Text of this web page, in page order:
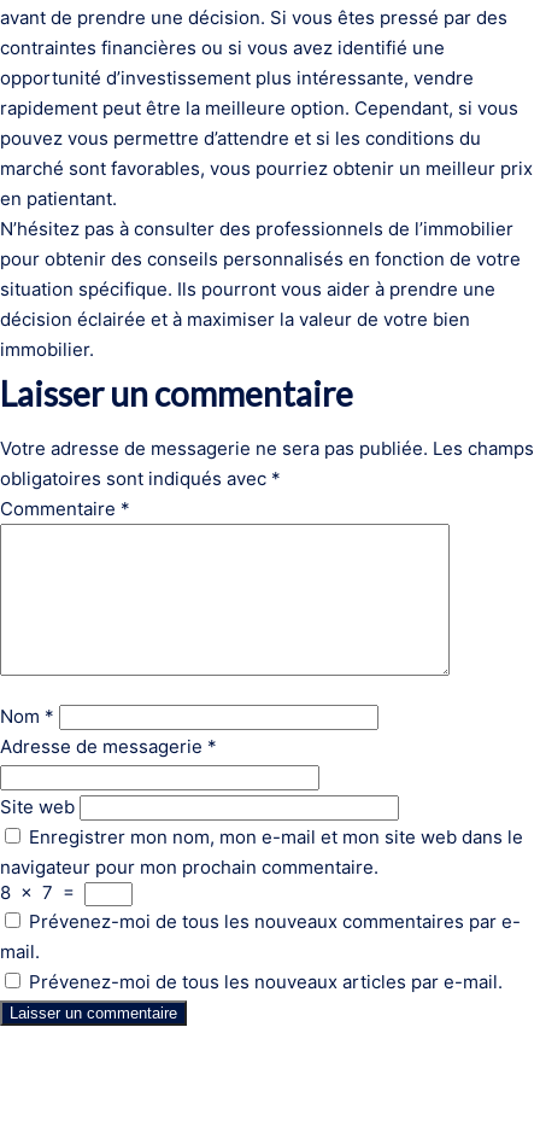
avant de prendre une décision. Si vous êtes pressé par des
contraintes financières ou si vous avez identifié une
opportunité d’investissement plus intéressante, vendre
rapidement peut être la meilleure option. Cependant, si vous
pouvez vous permettre d’attendre et si les conditions du
marché sont favorables, vous pourriez obtenir un meilleur prix
en patientant.
N’hésitez pas à consulter des professionnels de l’immobilier
pour obtenir des conseils personnalisés en fonction de votre
situation spécifique. Ils pourront vous aider à prendre une
décision éclairée et à maximiser la valeur de votre bien
immobilier.
Laisser un commentaire
Votre adresse de messagerie ne sera pas publiée. Les champs
obligatoires sont indiqués avec *
Commentaire *
Nom *
Adresse de messagerie *
Site web
Enregistrer mon nom, mon e-mail et mon site web dans le
navigateur pour mon prochain commentaire.
8 × 7 =
Prévenez-moi de tous les nouveaux commentaires par e-
mail.
Prévenez-moi de tous les nouveaux articles par e-mail.